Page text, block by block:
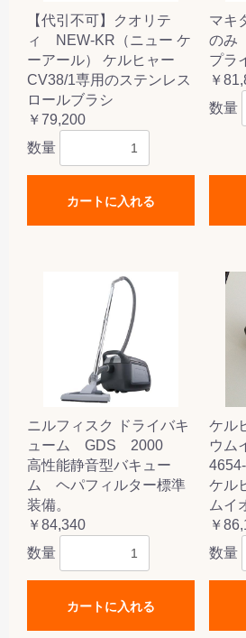
【代引不可】クオリテ
ィ NEW-KR（ニュー ケ
ーアール） ケルヒャー
CV38/1専用のステンレス
ロールブラシ
￥79,200
数量
カートに入れる
マキ
のみ
プラ
￥
数量
ニルフィスク ドライバキ
ューム GDS 2000
高性能静音型バキュー
ム ヘパフィルター標準
装備。
￥84,340
数量
カートに入れる
ケル
ウム
ケル
ムイ
￥
数量